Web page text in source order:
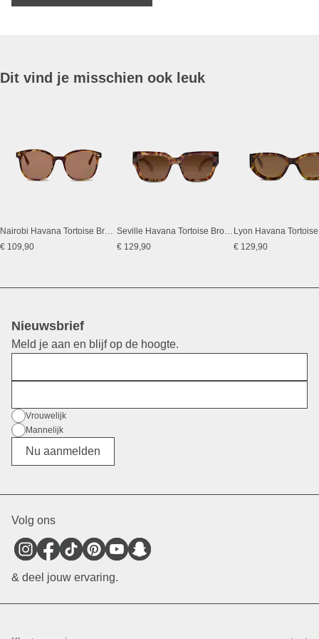
Dit vind je misschien ook leuk
Nairobi Havana Tortoise Brown
€ 109,90
Seville Havana Tortoise Brown
€ 129,90
Lyon Havana
€ 129,90
Nieuwsbrief
Meld je aan en blijf op de hoogte.
Geslacht
Vrouwelijk
Mannelijk
Divers
Nu aanmelden
Volg ons
& deel jouw ervaring.